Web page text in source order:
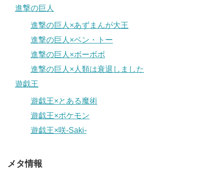
進撃の巨人
進撃の巨人×あずまんが大王
進撃の巨人×ベン・トー
進撃の巨人×ボーボボ
進撃の巨人×人類は衰退しました
遊戯王
遊戯王×とある魔術
遊戯王×ポケモン
遊戯王×咲-Saki-
メタ情報